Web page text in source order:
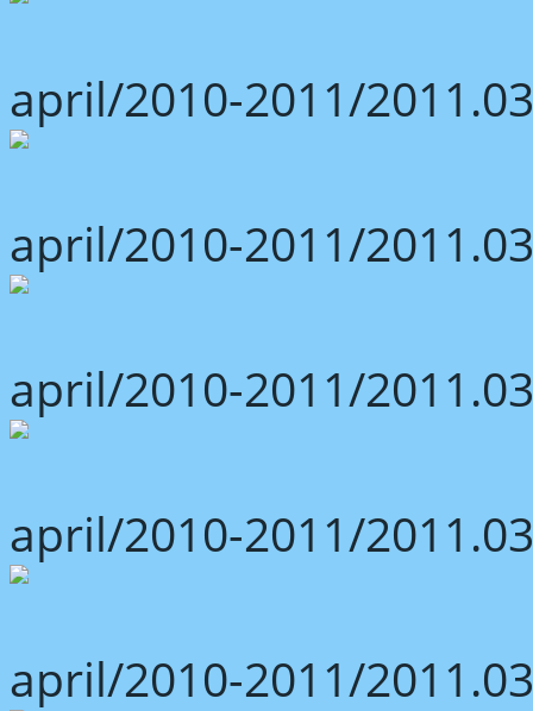
april/2010-2011/
april/2010-2011/
april/2010-2011/
april/2010-2011/
april/2010-2011/